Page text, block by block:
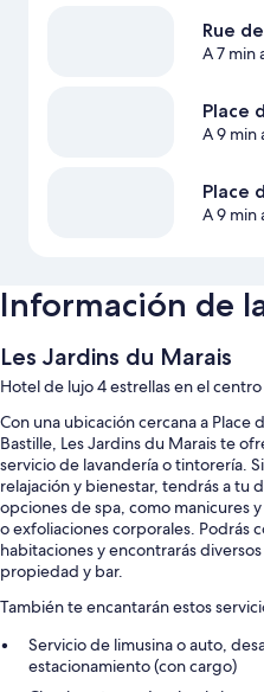
Rue
A 7 min
Place
A 9 min
Place
A 9 min
Información de
Les Jardins du Marais
Hotel de lujo 4 estrellas en el
Con una ubicación cercana a Place
Bastille, Les Jardins du Marais te
servicio de lavandería o tintorería.
relajación y bienestar, tendrás a tu
opciones de spa, como manicures
o exfoliaciones corporales. Podrás
habitaciones y encontrarás
propiedad y bar.
También te encantarán estos
Servicio de limusina o auto,
estacionamiento (con cargo)